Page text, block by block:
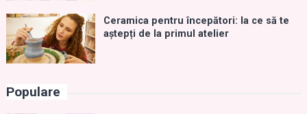
Ceramica pentru începători: la ce să te
aștepți de la primul atelier
Populare